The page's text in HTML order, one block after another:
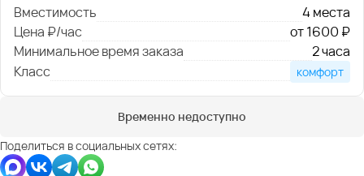
Вместимость
4 места
Цена ₽/час
от 1600 ₽
Минимальное время заказа
2 часа
Класс
комфорт
Временно недоступно
Поделиться в социальных сетях: